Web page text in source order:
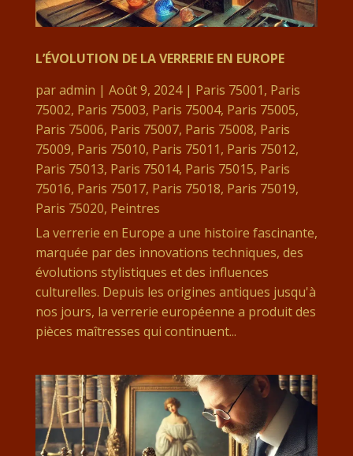
L’ÉVOLUTION DE LA VERRERIE EN EUROPE
paradmin | Août 9, 2024| Paris 75001, Paris
75002, Paris 75003, Paris 75004, Paris 75005,
Paris 75006, Paris 75007, Paris 75008, Paris
75009, Paris 75010, Paris 75011, Paris 75012,
Paris 75013, Paris 75014, Paris 75015, Paris
75016, Paris 75017, Paris 75018, Paris 75019,
Paris 75020, Peintres
La verrerie en Europe a une histoire fascinante,
marquée par des innovations techniques, des
évolutions stylistiques et des influences
culturelles. Depuis les origines antiques jusqu'à
nos jours, la verrerie européenne a produit des
pièces maîtresses qui continuent...